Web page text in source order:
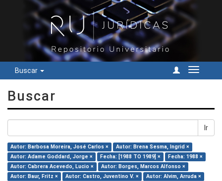
Buscar
Cambiar
Buscar
Ir
Autor: Barbosa Moreira, José Carlos ×
Autor: Brena Sesma, Ingrid ×
Autor: Adame Goddard, Jorge ×
Fecha: [1988 TO 1989] ×
Fecha: 1988 ×
Autor: Cabrera Acevedo, Lucio ×
Autor: Borges, Marcos Alfonso ×
Autor: Baur, Fritz ×
Autor: Castro, Juventino V. ×
Autor: Alvim, Arruda ×